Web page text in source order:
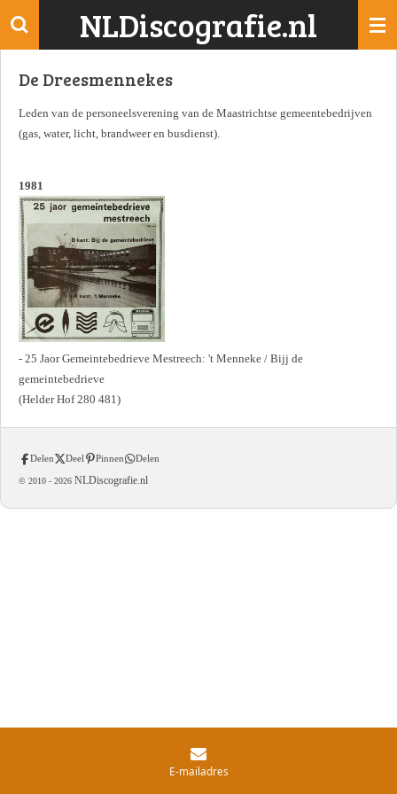
Ga
de
NLDiscografie.nl
De Dreesmennekes
Leden van de personeelsverening van de Maastrichtse gemeentebedrijven
(gas, water, licht, brandweer en busdienst).
1981
- 25 Jaor Gemeintebedrieve Mestreech: 't Menneke / Bijj de
gemeintebedrieve
(Helder Hof 280 481)
Delen Deel Pinnen Delen
© 2010 - 2026 NLDiscografie.nl
E-mailadres